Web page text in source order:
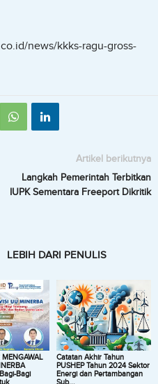
news/kkks-ragu-gross-
Artikel berikutnya
Langkah Pemerintah Terbitkan
IUPK Sementara Freeport Dikritik
LEBIH DARI PENULIS
Bagi
Catatan Akhir Tahun
PUSHEP Tahun 2024 Sektor
Energi dan Pertambangan
Sub...